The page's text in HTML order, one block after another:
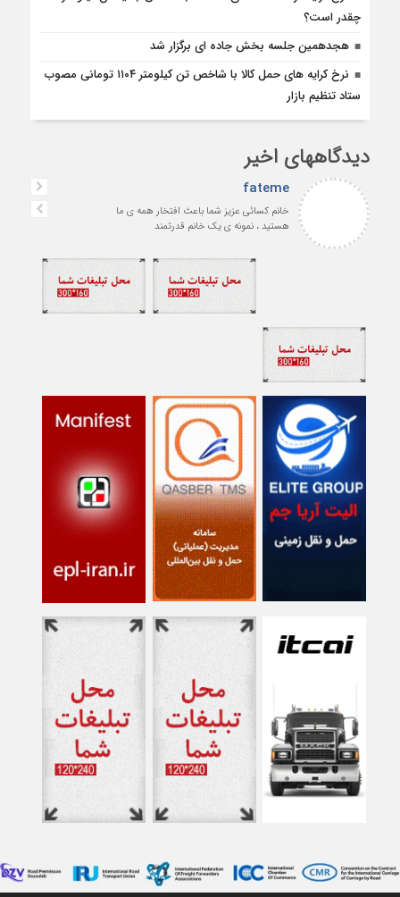
چقدر است؟
هجدهمین جلسه بخش جاده ای برگزار شد
نرخ کرایه های حمل کالا با شاخص تن کیلومتر ۱۱۰۴ تومانی مصوب
ستاد تنظیم بازار
دیدگاههای اخیر
fateme
خانم کسائی عزیز شما باعث افتخار همه ی ما
هستید ، نمونه ی یک خانم قدرتمند